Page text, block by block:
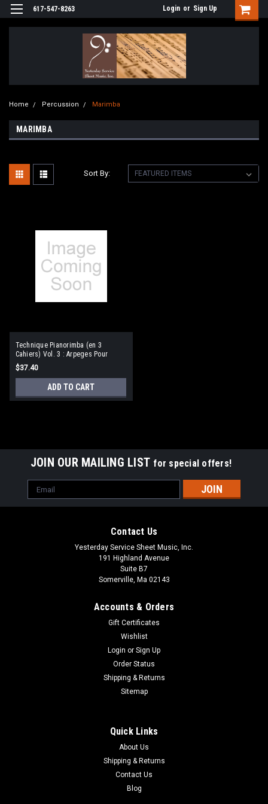
617-547-8263 Login or Sign Up
Home Percussion Marimba
MARIMBA
Sort By:
Technique Pianorimba (en 3
Cahiers) Vol. 3 : Arpeges Pour
Marimba Ou Vibrap
$37.40
ADD TO CART
Technique Pianorimba (en 3 Cahiers) Vol. 3 :
Technique pianorimba (en 3 cahiers) vol. 3 : arpeges pour
JOIN OUR MAILING LIST for special offers!
Email
Address
Contact Us
Yesterday Service Sheet Music, Inc.
191 Highland Avenue
Suite B7
Somerville, Ma 02143
Accounts & Orders
Gift Certificates
Wishlist
Login or Sign Up
Order Status
Shipping & Returns
Sitemap
Quick Links
About Us
Shipping & Returns
Contact Us
Blog